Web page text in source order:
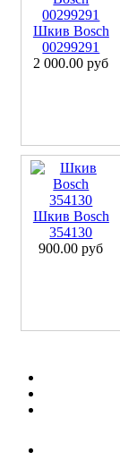
Шкив Bosch
00299291
2 000.00 руб
Шкив Bosch
354130
900.00 руб